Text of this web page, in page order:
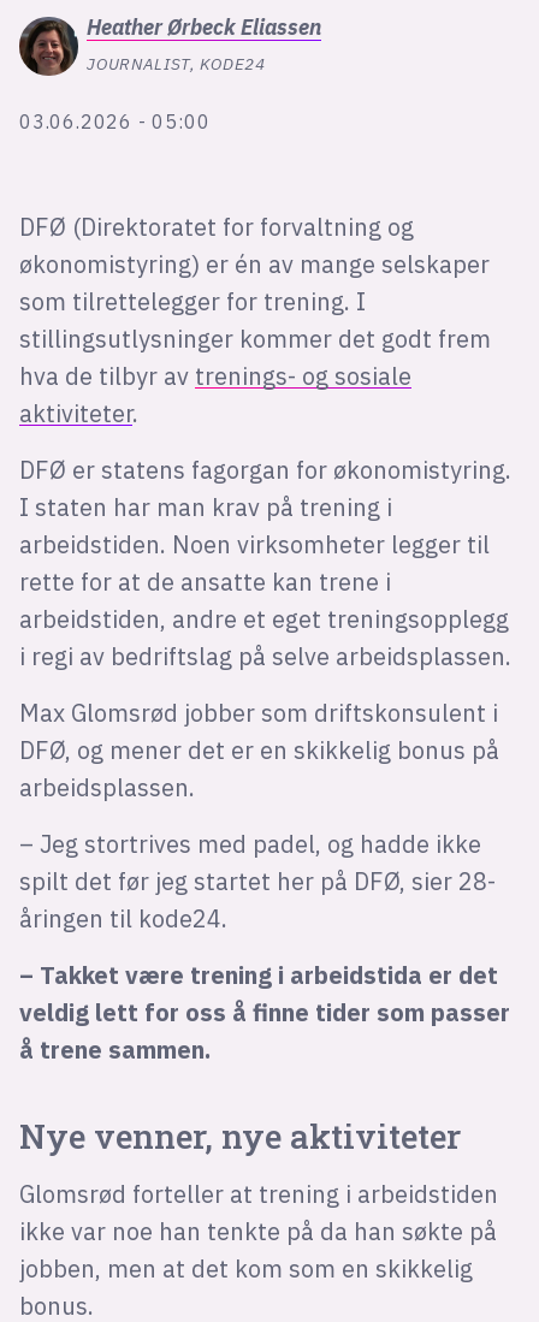
HeatherØrbeck Eliassen
JOURNALIST, KODE24
03.06.2026 - 05:00
DFØ (Direktoratet for forvaltning og
økonomistyring) er én av mange selskaper
som tilrettelegger for trening. I
stillingsutlysninger kommer det godt frem
hva de tilbyr av trenings- og sosiale
aktiviteter.
DFØ er statens fagorgan for økonomistyring.
I staten har man krav på trening i
arbeidstiden. Noen virksomheter legger til
rette for at de ansatte kan trene i
arbeidstiden, andre et eget treningsopplegg
i regi av bedriftslag på selve arbeidsplassen.
Max Glomsrød jobber som driftskonsulent i
DFØ, og mener det er en skikkelig bonus på
arbeidsplassen.
– Jeg stortrives med padel, og hadde ikke
spilt det før jeg startet her på DFØ, sier 28-
åringen til kode24.
– Takket være trening i arbeidstida er det
veldig lett for oss å finne tider som passer
å trene sammen.
Nye venner, nye aktiviteter
Glomsrød forteller at trening i arbeidstiden
ikke var noe han tenkte på da han søkte på
jobben, men at det kom som en skikkelig
bonus.
Bli firmapartner